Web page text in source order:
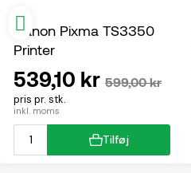
Canon Pixma TS3350
Printer
pris pr. stk.
inkl. moms
539,10 kr 599,00 kr
Tilføj